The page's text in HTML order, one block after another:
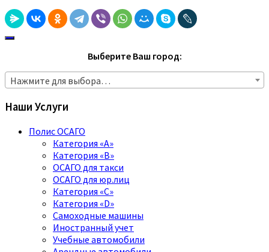
Выберите Ваш город:
Нажмите для выбора…
Наши Услуги
Полис ОСАГО
Категория «A»
Категория «B»
ОСАГО для такси
ОСАГО для юр.лиц
Категория «C»
Категория «D»
Самоходные машины
Иностранный учет
Учебные автомобили